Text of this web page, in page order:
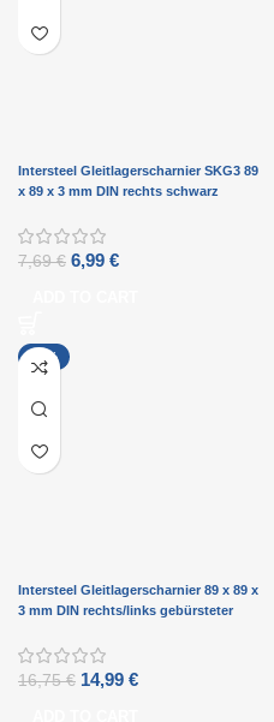
Intersteel Gleitlagerscharnier SKG3 89
x 89 x 3 mm DIN rechts schwarz
7,69€ 6,99 €
-11%
Intersteel Gleitlagerscharnier 89 x 89 x
3 mm DIN rechts/links gebürsteter
16,75€ 14,99 €